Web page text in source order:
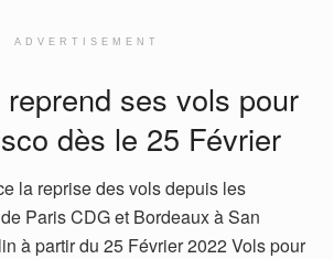
ADVERTISEMENT
ses vols pour
dès le 25 Février
la reprise des vols depuis les
Paris CDG et Bordeaux à San
à partir du 25 Février 2022 Vols pour